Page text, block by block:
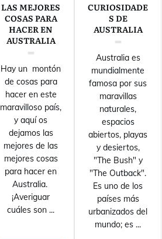
LAS MEJORES
COSAS PARA
HACER EN
AUSTRALIA
Hay un montón
de cosas para
hacer en este
maravilloso país,
y aquí os
dejamos las
mejores de las
mejores cosas
para hacer en
Australia.
¡Averiguar
cuáles son ...
CURIOSIDADE
S DE
AUSTRALIA
Australia es
mundialmente
famosa por sus
maravillas
naturales,
espacios
abiertos, playas
y desiertos,
"The Bush" y
"The Outback".
Es uno de los
países más
urbanizados del
mundo; es ...